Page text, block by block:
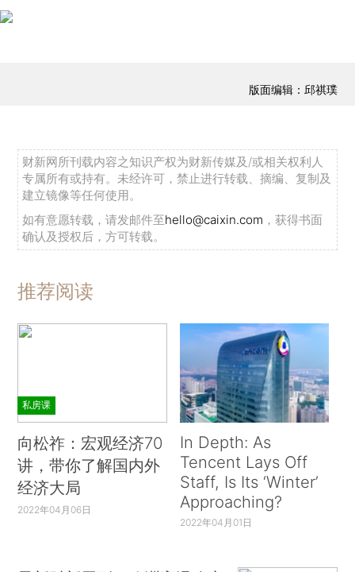
版面编辑：邱祺璞
财新网所刊载内容之知识产权为财新传媒及/或相关权利人
专属所有或持有。未经许可，禁止进行转载、摘编、复制及
建立镜像等任何使用。
如有意愿转载，请发邮件至hello@caixin.com ，获得书面
确认及授权后，方可转载。
推荐阅读
私房课
向松祚：宏观经济70
讲，带你了解国内外
经济大局
2022年04月06日
In Depth: As
Tencent Lays Off
Staff, Is Its ‘Winter’
Approaching?
2022年04月01日